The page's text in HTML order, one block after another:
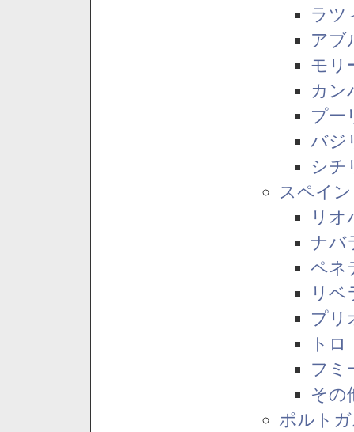
ラツ
アブ
モリ
カン
プー
バジ
シチ
スペイン
リオ
ナバ
ペネ
リベ
プリ
トロ
フミ
その
ポルト